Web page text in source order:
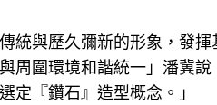
統與歷久彌新的形象，發
周圍環境和諧統一」潘冀說
定『鑽石』造型概念。」